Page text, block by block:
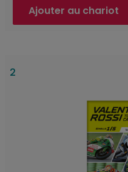
Ajouter au chariot
2